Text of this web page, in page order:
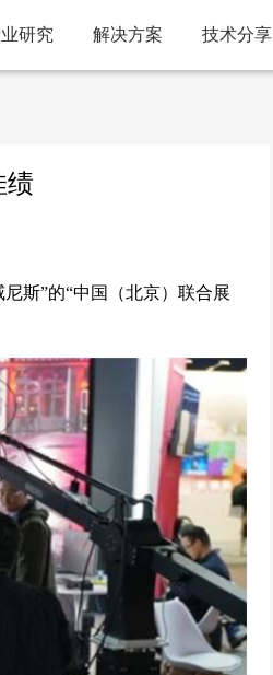
研究 解决方案 技术分享
绩
斯”的“中国（北京）联合展